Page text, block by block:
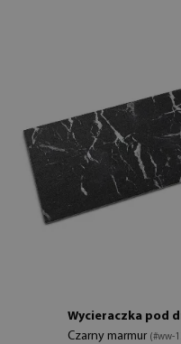
Wycieraczka pod
Czarny marmur (#ww-